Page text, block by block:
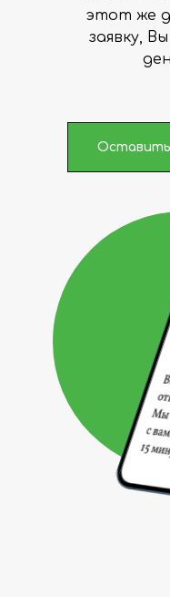
этот же
заявку,
Оставить